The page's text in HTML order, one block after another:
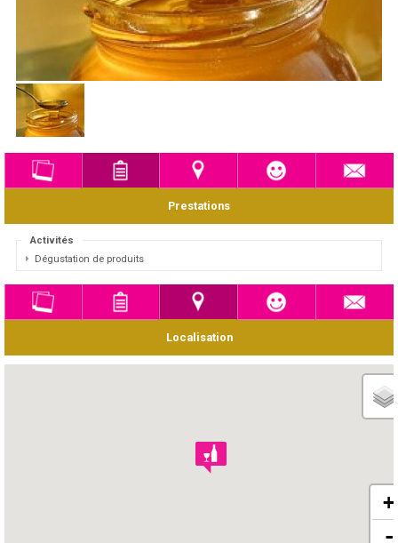
Prestations
Activités
Dégustation de produits
Localisation
+
-